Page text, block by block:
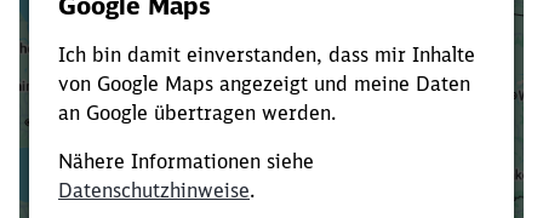
Verkürze die Ladezeit, indem du Suchbegriffe
oder Filter hinzufügst.